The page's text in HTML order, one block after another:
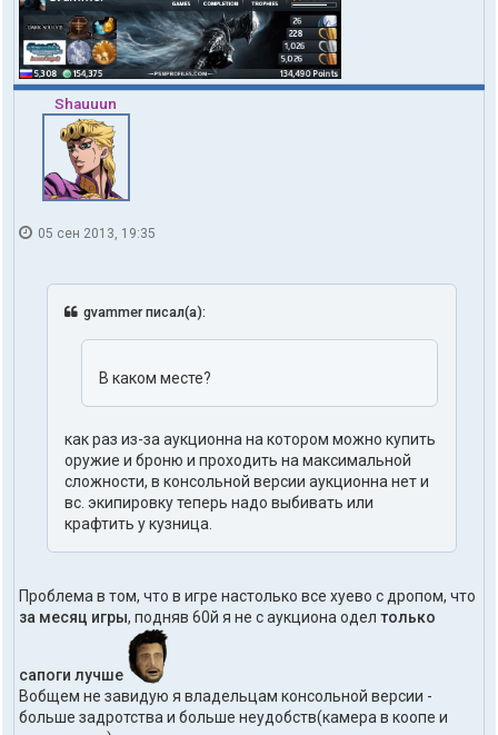
Shauuun
05 сен 2013, 19:35
gvammer писал(а):
В каком месте?
как раз из-за аукционна на котором можно купить
оружие и броню и проходить на максимальной
сложности, в консольной версии аукционна нет и
вс. экипировку теперь надо выбивать или
крафтить у кузница.
Проблема в том, что в игре настолько все хуево с дропом, что
за месяц игры, подняв 60й я не с аукциона одел только
сапоги лучше
Вобщем не завидую я владельцам консольной версии -
больше задротства и больше неудобств(камера в коопе и